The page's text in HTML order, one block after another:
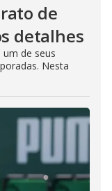
de
detalhes
de seus
Nesta